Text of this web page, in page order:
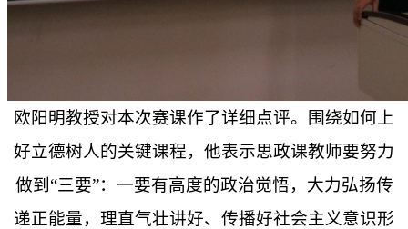
欧阳明教授对本次赛课作了详细点评。围绕如何上
好立德树人的关键课程，他表示思政课教师要努力
做到 “三要”：一要有高度的政治觉悟，大力弘扬传
递正能量，理直气壮讲好、传播好社会主义意识形